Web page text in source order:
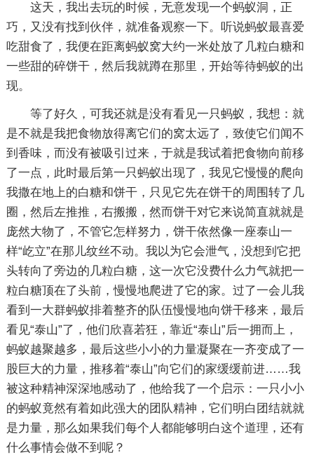
这天，我出去玩的时候，无意发现一个蚂蚁洞，正
巧，又没有找到伙伴，就准备观察一下。听说蚂蚁最喜爱
吃甜食了，我便在距离蚂蚁窝大约一米处放了几粒白糖和
一些甜的碎饼干，然后我就蹲在那里，开始等待蚂蚁的出
现。
等了好久，可我还就是没有看见一只蚂蚁，我想：就
是不就是我把食物放得离它们的窝太远了，致使它们闻不
到香味，而没有被吸引过来，于就是我试着把食物向前移
了一点，此时最后第一只蚂蚁出现了，我见它慢慢的爬向
我撒在地上的白糖和饼干，只见它先在饼干的周围转了几
圈，然后左推推，右搬搬，然而饼干对它来说简直就就是
庞然大物了，不管它怎样努力，饼干依然像一座泰山一
样“屹立”在那儿纹丝不动。我以为它会泄气，没想到它把
头转向了旁边的几粒白糖，这一次它没费什么力气就把一
粒白糖顶在了头前，慢慢地爬进了它的家。过了一会儿我
看到一大群蚂蚁排着整齐的队伍慢慢地向饼干移来，最后
看见“泰山”了，他们欣喜若狂，靠近“泰山”后一拥而上，
蚂蚁越聚越多，最后这些小小的力量凝聚在一齐变成了一
股巨大的力量，推移着“泰山”向它们的家缓缓前进……我
被这种精神深深地感动了，他给我了一个启示：一只小小
的蚂蚁竟然有着如此强大的团队精神，它们明白团结就就
是力量，那么如果我们每个人都能够明白这个道理，还有
什么事情会做不到呢？